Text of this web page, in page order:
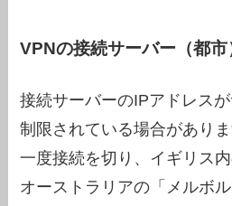
VPNの接続サーバー（都
接続サーバーのIPアドレス
制限されている場合があり
一度接続を切り、イギリス
オーストラリアの「メルボ